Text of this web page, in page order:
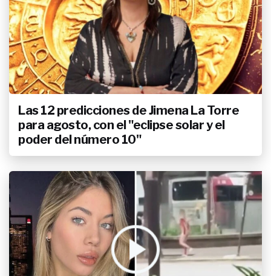
Las 12 predicciones de Jimena La Torre
para agosto, con el "eclipse solar y el
poder del número 10"